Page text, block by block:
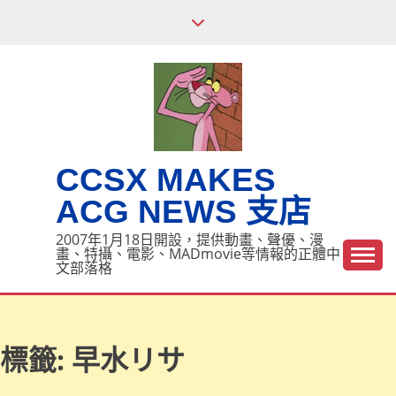
CCSX MAKES
ACG NEWS 支店
2007年1月18日開設，提供動畫、聲優、漫
畫、特攝、電影、MADmovie等情報的正體中
文部落格
標籤: 早水リサ